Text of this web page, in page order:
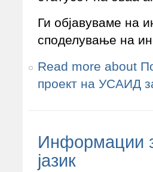
Ги објавуваме на
споделување на
Read more about
проект на УСАИД
Информации
јазик